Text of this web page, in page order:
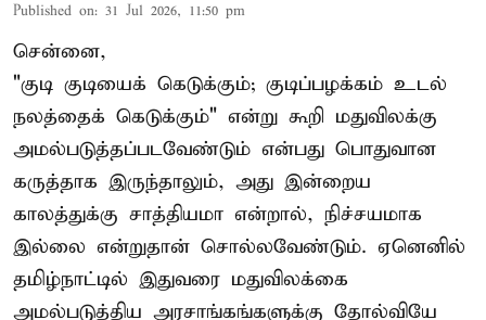
Published on: 31 Jul 2026, 11:50 pm
சென்னை,
"குடி குடியைக் கெடுக்கும்; குடிப்பழக்கம் உடல்
நலத்தைக் கெடுக்கும்" என்று கூறி மதுவிலக்கு
அமல்படுத்தப்படவேண்டும் என்பது பொதுவான
கருத்தாக இருந்தாலும், அது இன்றைய
காலத்துக்கு சாத்தியமா என்றால், நிச்சயமாக
இல்லை என்றுதான் சொல்லவேண்டும். ஏனெனில்
தமிழ்நாட்டில் இதுவரை மதுவிலக்கை
அமல்படுத்திய அரசாங்கங்களுக்கு தோல்வியே